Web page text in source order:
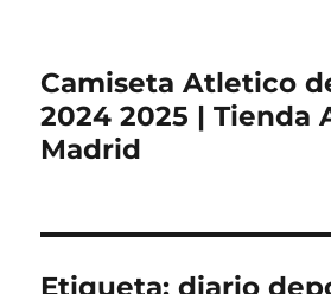
Camiseta Atletico
2024 2025 | Tienda
Madrid
Etiqueta:diario